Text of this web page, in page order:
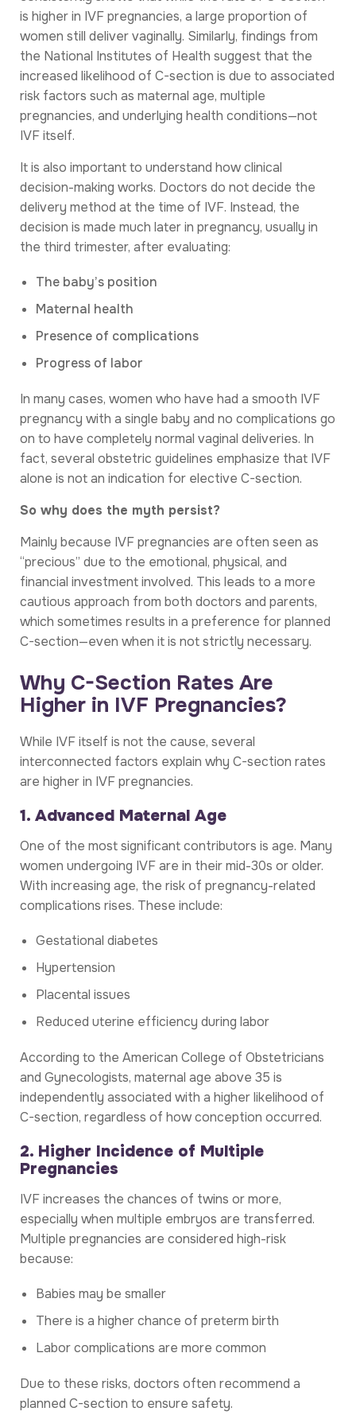
is higher in IVF pregnancies, a large proportion of
women still deliver vaginally. Similarly, findings from
the National Institutes of Health suggest that the
increased likelihood of C-section is due to associated
risk factors such as maternal age, multiple
pregnancies, and underlying health conditions—not
IVF itself.
It is also important to understand how clinical
decision-making works. Doctors do not decide the
delivery method at the time of IVF. Instead, the
decision is made much later in pregnancy, usually in
the third trimester, after evaluating:
The baby’s position
Maternal health
Presence of complications
Progress of labor
In many cases, women who have had a smooth IVF
pregnancy with a single baby and no complications go
on to have completely normal vaginal deliveries. In
fact, several obstetric guidelines emphasize that IVF
alone is not an indication for elective C-section.
So why does the myth persist?
Mainly because IVF pregnancies are often seen as
“precious” due to the emotional, physical, and
financial investment involved. This leads to a more
cautious approach from both doctors and parents,
which sometimes results in a preference for planned
C-section—even when it is not strictly necessary.
Why C-Section Rates Are
Higher in IVF Pregnancies?
While IVF itself is not the cause, several
interconnected factors explain why C-section rates
are higher in IVF pregnancies.
1. Advanced Maternal Age
One of the most significant contributors is age. Many
women undergoing IVF are in their mid-30s or older.
With increasing age, the risk of pregnancy-related
complications rises. These include:
Gestational diabetes
Hypertension
Placental issues
Reduced uterine efficiency during labor
According to the American College of Obstetricians
and Gynecologists, maternal age above 35 is
independently associated with a higher likelihood of
C-section, regardless of how conception occurred.
2. Higher Incidence of Multiple
Pregnancies
IVF increases the chances of twins or more,
especially when multiple embryos are transferred.
Multiple pregnancies are considered high-risk
because:
Babies may be smaller
There is a higher chance of preterm birth
Labor complications are more common
Due to these risks, doctors often recommend a
planned C-section to ensure safety.